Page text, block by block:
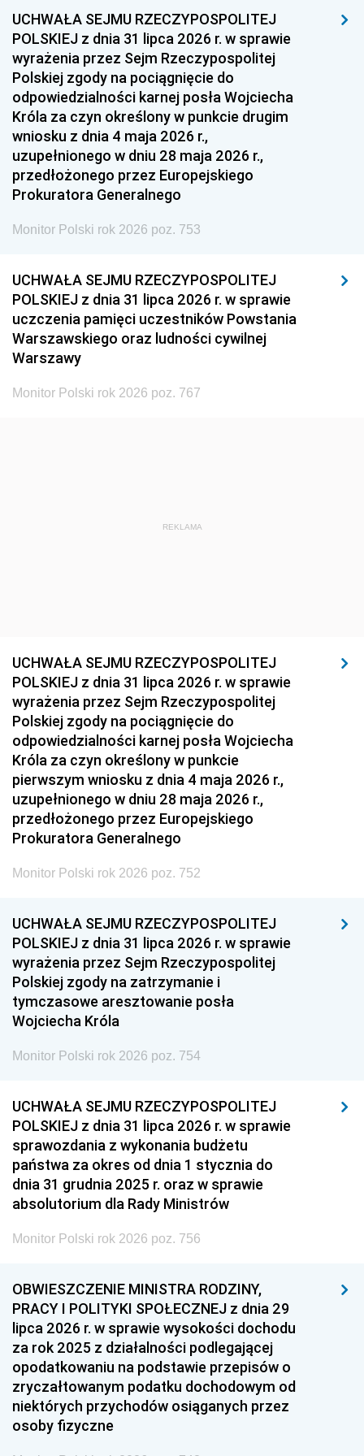
1954 1953 1952
1951 1950 1949
1948 1947
1939 1938 1937
1936 1930
UCHWAŁA SEJMU RZECZYPOSPOLITEJ
POLSKIEJ z dnia 31 lipca 2026 r. w sprawie
wyrażenia przez Sejm Rzeczypospolitej
Polskiej zgody na pociągnięcie do
odpowiedzialności karnej posła Wojciecha
Króla za czyn określony w punkcie drugim
wniosku z dnia 4 maja 2026 r.,
uzupełnionego w dniu 28 maja 2026 r.,
przedłożonego przez Europejskiego
Prokuratora Generalnego
Monitor Polski rok 2026 poz. 753
UCHWAŁA SEJMU RZECZYPOSPOLITEJ
POLSKIEJ z dnia 31 lipca 2026 r. w sprawie
uczczenia pamięci uczestników Powstania
Warszawskiego oraz ludności cywilnej
Warszawy
Monitor Polski rok 2026 poz. 767
REKLAMA
UCHWAŁA SEJMU RZECZYPOSPOLITEJ
POLSKIEJ z dnia 31 lipca 2026 r. w sprawie
wyrażenia przez Sejm Rzeczypospolitej
Polskiej zgody na pociągnięcie do
odpowiedzialności karnej posła Wojciecha
Króla za czyn określony w punkcie
pierwszym wniosku z dnia 4 maja 2026 r.,
uzupełnionego w dniu 28 maja 2026 r.,
przedłożonego przez Europejskiego
Prokuratora Generalnego
Monitor Polski rok 2026 poz. 752
UCHWAŁA SEJMU RZECZYPOSPOLITEJ
POLSKIEJ z dnia 31 lipca 2026 r. w sprawie
wyrażenia przez Sejm Rzeczypospolitej
Polskiej zgody na zatrzymanie i
tymczasowe aresztowanie posła
Wojciecha Króla
Monitor Polski rok 2026 poz. 754
UCHWAŁA SEJMU RZECZYPOSPOLITEJ
POLSKIEJ z dnia 31 lipca 2026 r. w sprawie
sprawozdania z wykonania budżetu
państwa za okres od dnia 1 stycznia do
dnia 31 grudnia 2025 r. oraz w sprawie
absolutorium dla Rady Ministrów
Monitor Polski rok 2026 poz. 756
OBWIESZCZENIE MINISTRA RODZINY,
PRACY I POLITYKI SPOŁECZNEJ z dnia 29
lipca 2026 r. w sprawie wysokości dochodu
za rok 2025 z działalności podlegającej
opodatkowaniu na podstawie przepisów o
zryczałtowanym podatku dochodowym od
niektórych przychodów osiąganych przez
osoby fizyczne